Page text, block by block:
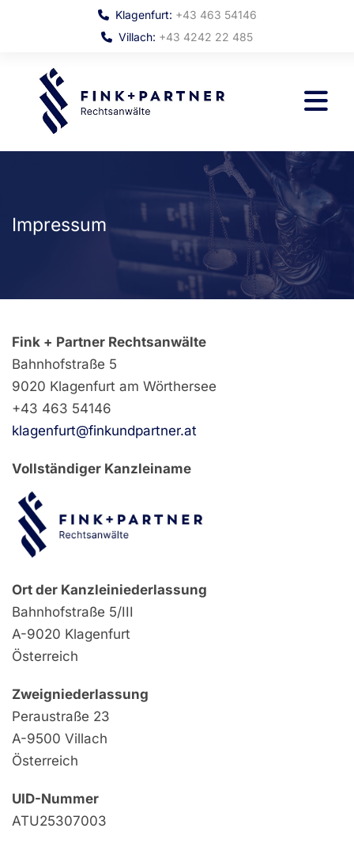
Klagenfurt: +43 463 54146
 Villach: +43 4242 22 485
Impressum
Fink + Partner Rechtsanwälte
Bahnhofstraße 5
9020 Klagenfurt am Wörthersee
+43 463 54146
klagenfurt@finkundpartner.at
Vollständiger Kanzleiname
Ort der Kanzleiniederlassung
Bahnhofstraße 5/III
A-9020 Klagenfurt
Österreich
Zweigniederlassung
Peraustraße 23
A-9500 Villach
Österreich
UID-Nummer
ATU25307003